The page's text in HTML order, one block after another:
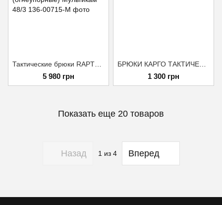
5 980 грн 1 300 грн
Показать еще 20 товаров
Назад 1 из 4 Вперед